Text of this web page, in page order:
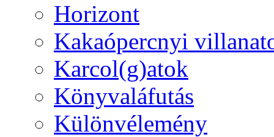
Horizont
Kakaópercnyi
Karcol(g)atok
Könyvaláfutás
Különvélemény